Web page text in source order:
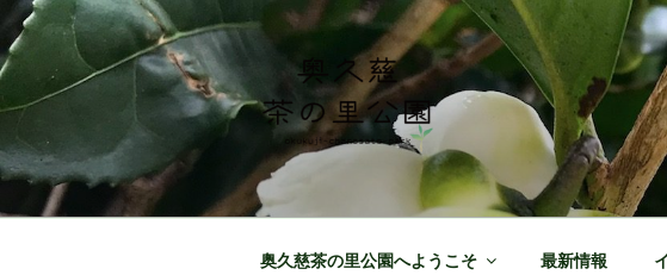
コ
ン
テ
へ
ス
キ
奥久慈茶の里公園 公
日本最北端の茶の産地 奥久慈茶の体験施設
奥久慈茶の里公園へようこそ 最新情報